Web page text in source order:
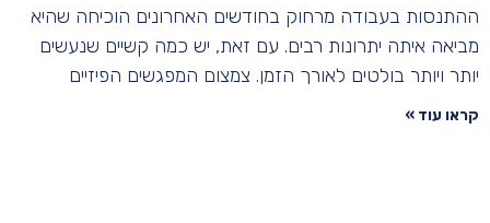
ההתנסות בעבודה מרחוק בחודשים האחרונים הוכיחה שהיא
מביאה איתה יתרונות רבים. עם זאת, יש כמה קשיים שנעשים
יותר ויותר בולטים לאורך הזמן. צמצום המפגשים הפיזיים
קראו עוד »